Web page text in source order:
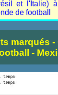
et l'Italie)
de football
marqués
-